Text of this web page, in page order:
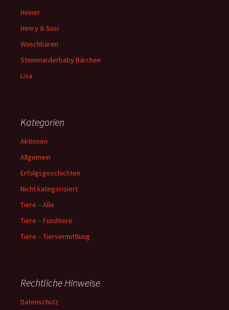
Heiner
Henry & Susi
Waschbären
Steinmarderbaby Bärchen
Lisa
Kategorien
Aktionen
Allgemein
Erfolgsgeschichten
Nicht kategorisiert
Tiere – Alle
Tiere – Fundtiere
Tiere – Tiervermittlung
Rechtliche Hinweise
Datenschutz